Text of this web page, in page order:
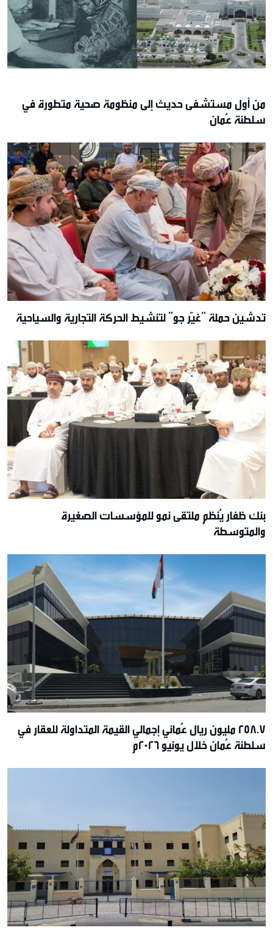
من أول مستشفى حديث إلى منظومة صحية متطورة في
سلطنة عُمان
تدشين حملة “غيّر جو” لتنشيط الحركة التجارية والسياحية
بنك ظفار يُنظم ملتقى نمو للمؤسسات الصغيرة
والمتوسطة
258.7 مليون ريال عُماني إجمالي القيمة المتداولة للعقار في
سلطنة عُمان خلال يونيو 2026م